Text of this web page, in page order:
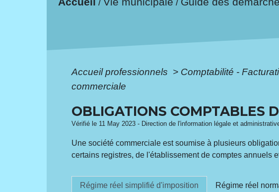
/ /
Accueil professionnels > Comptabilité -
commerciale
OBLIGATIONS COMPTABLES
Vérifié le 11 May 2023 - Direction de l'information légale et
Une société commerciale est soumise à plusieurs
certains registres, de l'établissement de comptes annuels
Régime réel simplifié d'imposition Régime réel